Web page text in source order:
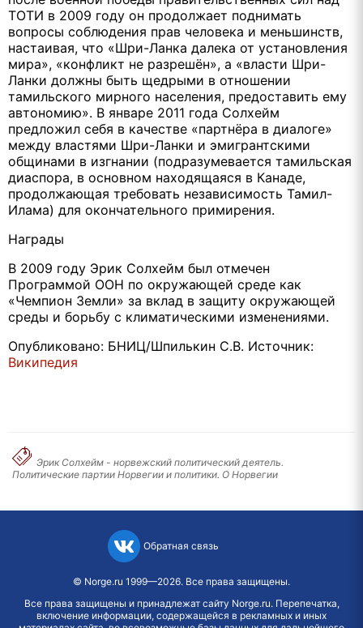
ТОТИ в 2009 году он продолжает поднимать
вопросы соблюдения прав человека и меньшинств,
настаивая, что «Шри-Ланка далека от установления
мира», «конфликт не разрешён», а «власти Шри-
Ланки должны быть щедрыми в отношении
тамильского мирного населения, предоставить ему
автономию». В январе 2011 года Солхейм
предложил себя в качестве «партнёра в диалоге»
между властями Шри-Ланки и эмигрантскими
общинами в изгнании (подразумевается тамильская
диаспора, в основном находящаяся в Канаде,
продолжающая требовать независимость Тамил-
Илама) для окончательного примирения.
Награды
В 2009 году Эрик Солхейм был отмечен
Программой ООН по окружающей среде как
«Чемпион Земли» за вклад в защиту окружающей
среды и борьбу с климатическими изменениями.
Опубликовано: БНИЦ/Шпилькин С.В. Источник:
Википедия
Эрик Солхейм - норвежский политический деятель.
Политические партии Норвегии и политики. О Норвегии
Обратная связь
© Norge.ru 1999—2026. Все права защищены.
Все права защищены и принадлежат сайту Norge.ru. Перепечатка,
включение информации, содержащейся в рекламных и иных